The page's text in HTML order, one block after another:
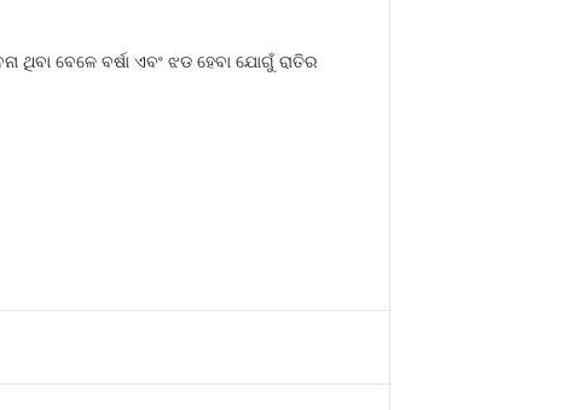
ଥିବା ବେଳେ ବର୍ଷା ଏବଂ ଝଡ ହେବା ଯୋଗୁଁ ରାତିର